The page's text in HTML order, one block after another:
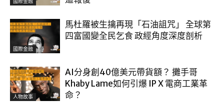
國際金融
國際金融
馬杜羅被生擒再現「石油詛咒」 全球第
四富國變全民乞食 政經角度深度剖析
人物故事
AI分身創40億美元帶貨額？ 攤手哥
Khaby Lame如何引爆 IP X 電商工業革
命？